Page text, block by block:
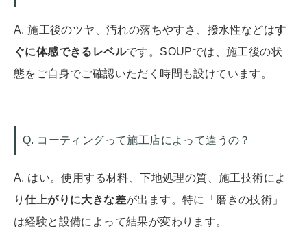
A. 施工後のツヤ、汚れの落ちやすさ、撥水性などはす
ぐに体感できるレベルです。SOUPでは、施工後の状
態をご自身でご確認いただく時間も設けています。
Q. コーティングって施工店によって違うの？
A. はい。使用する材料、下地処理の質、施工技術によ
り仕上がりに大きな差が出ます。特に「磨きの技術」
は経験と設備によって結果が変わります。